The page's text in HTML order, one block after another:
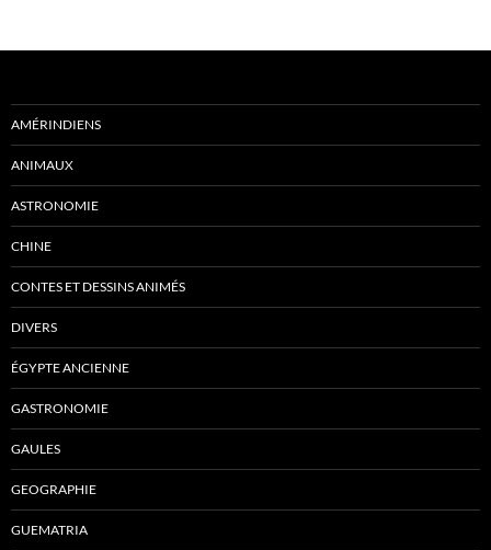
AMÉRINDIENS
ANIMAUX
ASTRONOMIE
CHINE
CONTES ET DESSINS ANIMÉS
DIVERS
ÉGYPTE ANCIENNE
GASTRONOMIE
GAULES
GEOGRAPHIE
GUEMATRIA